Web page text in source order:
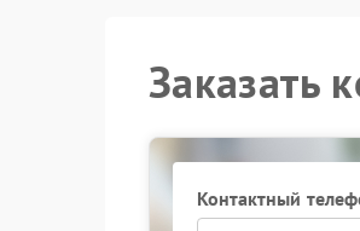
Заказать
Контактный